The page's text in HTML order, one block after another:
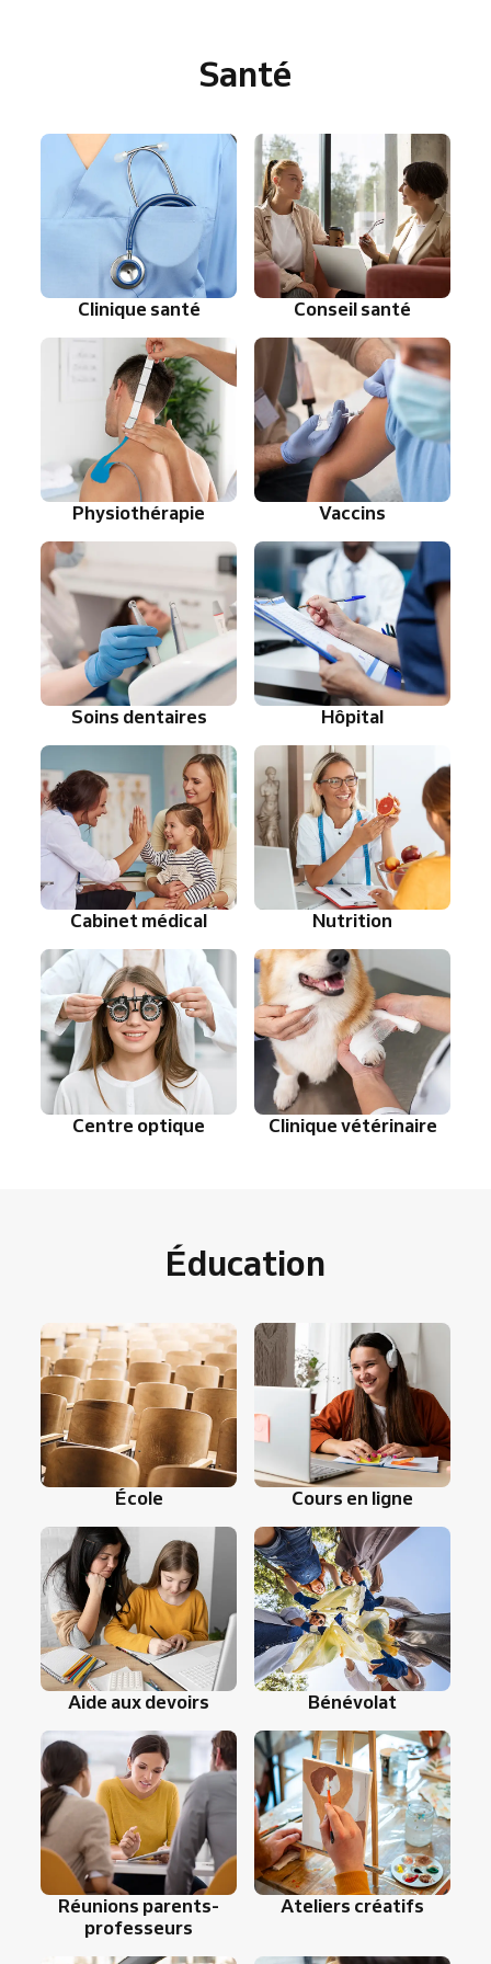
Santé
Clinique santé Conseil santé
Physiothérapie Vaccins
Soins dentaires Hôpital
Cabinet médical Nutrition
Centre optique Clinique vétérinaire
Éducation
École Cours en ligne
Aide aux devoirs Bénévolat
Réunions parents-
professeurs
Ateliers créatifs